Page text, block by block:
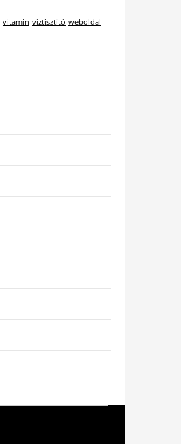
vitamin víztisztító weboldal